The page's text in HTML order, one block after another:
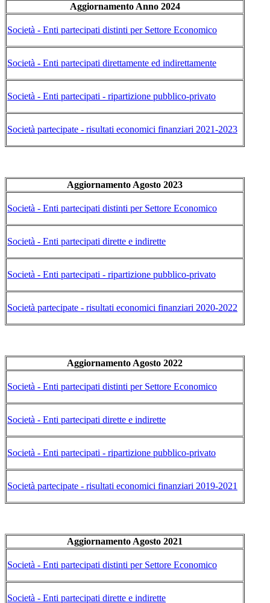
Aggiornamento Anno 2024
Società - Enti partecipati distinti per Settore Economico
Società - Enti partecipati direttamente ed indirettamente
Società - Enti partecipati - ripartizione pubblico-privato
Società partecipate - risultati economici finanziari 2021-2023
Aggiornamento Agosto 2023
Società - Enti partecipati distinti per Settore Economico
Società - Enti partecipati dirette e indirette
Società - Enti partecipati - ripartizione pubblico-privato
Società partecipate - risultati economici finanziari 2020-2022
Aggiornamento Agosto 2022
Società - Enti partecipati distinti per Settore Economico
Società - Enti partecipati dirette e indirette
Società - Enti partecipati - ripartizione pubblico-privato
Società partecipate - risultati economici finanziari 2019-2021
Aggiornamento Agosto 2021
Società - Enti partecipati distinti per Settore Economico
Società - Enti partecipati dirette e indirette